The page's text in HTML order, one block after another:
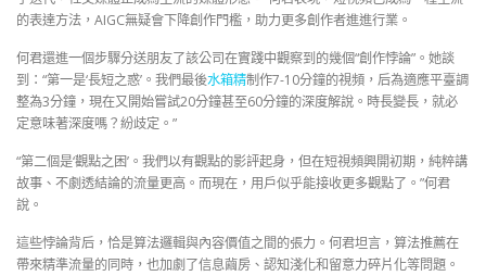
的表達方法，AIGC無疑會下降創作門檻，助力更多創作者進進行業。
何君還進一個步驟分送朋友了該公司在實踐中觀察到的幾個“創作悖論”。她談
到：“第一是‘長短之惑’。我們最後水箱精制作7-10分鐘的視頻，后為適應平臺調
整為3分鐘，現在又開始嘗試20分鐘甚至60分鐘的深度解說。時長變長，就必
定意味著深度嗎？紛歧定。”
“第二個是‘觀點之困’。我們以有觀點的影評起身，但在短視頻興開初期，純粹講
故事、不劇透結論的流量更高。而現在，用戶似乎能接收更多觀點了。”何君
說。
這些悖論背后，恰是算法邏輯與內容價值之間的張力。何君坦言，算法推薦在
帶來精準流量的同時，也加劇了信息繭房、認知淺化和留意力碎片化等問題。